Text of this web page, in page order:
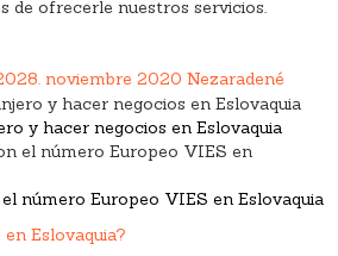
de ofrecerle nuestros servicios.
28. noviembre 2020 Nezaradené
y hacer negocios en Eslovaquia
número Europeo VIES en Eslovaquia
Eslovaquia?